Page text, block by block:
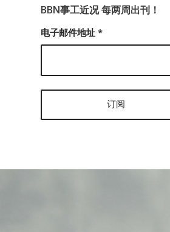
BBN事工近况 每两周出刊！
电子邮件地址 *